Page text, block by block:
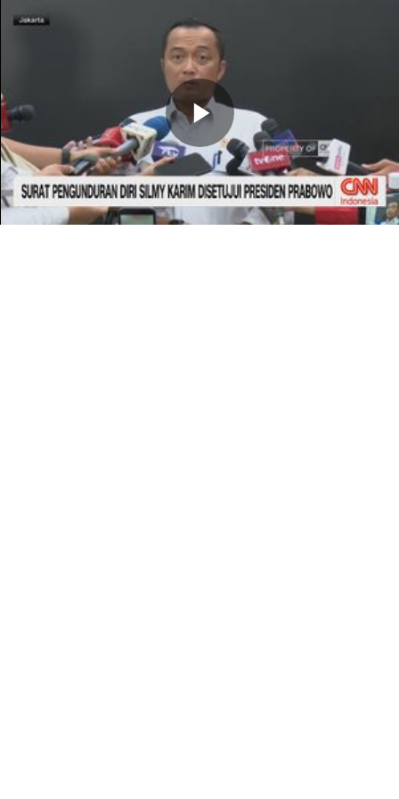
Memutarkan
Video